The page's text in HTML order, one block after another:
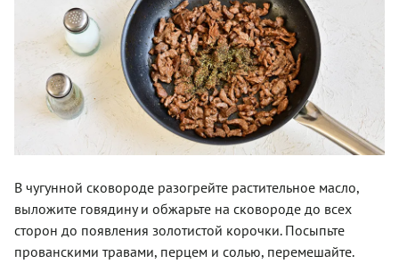
В чугунной сковороде разогрейте растительное масло,
выложите говядину и обжарьте на сковороде до всех
сторон до появления золотистой корочки. Посыпьте
прованскими травами, перцем и солью, перемешайте.